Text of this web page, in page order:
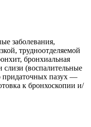
заболевания,
трудноотделяемой
бронхиальная
слизи (воспалительные
придаточных пазух —
к бронхоскопии и/